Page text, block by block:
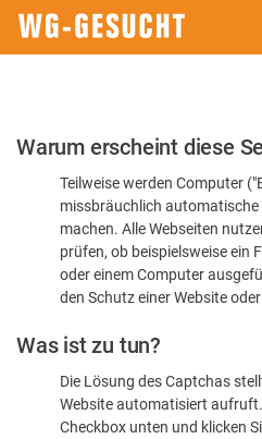
Bitte
dass
sind
Warum erscheint diese
Teilweise werden Computer
missbräuchlich automatische
machen. Alle Webseiten
prüfen, ob beispielsweise ein
oder einem Computer
den Schutz einer Website
Was ist zu tun?
Die Lösung des Captchas
Website automatisiert
Checkbox unten und klicken